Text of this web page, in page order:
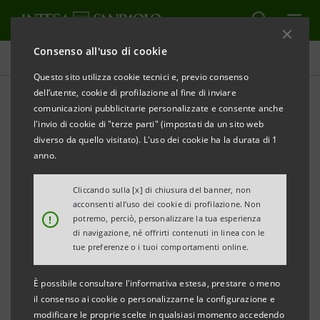
Consenso all'uso di cookie
Questo sito utilizza cookie tecnici e, previo consenso
dell’utente, cookie di profilazione al fine di inviare
comunicazioni pubblicitarie personalizzate e consente anche
l'invio di cookie di "terze parti" (impostati da un sito web
diverso da quello visitato). L'uso dei cookie ha la durata di 1
anno.
!
Cliccando sulla [x] di chiusura del banner, non
acconsenti all’uso dei cookie di profilazione. Non
potremo, perciò, personalizzare la tua esperienza
di navigazione, né offrirti contenuti in linea con le
tue preferenze o i tuoi comportamenti online.
È possibile consultare l'informativa estesa, prestare o meno
il consenso ai cookie o personalizzarne la configurazione e
modificare le proprie scelte in qualsiasi momento accedendo
Comunicati stampa
STAMPA AGGIORNA
ENDURA SPA: DA INTESA SANPAOLO OLTRE 12
MILIONI DI EURO, CON GARANZIA SACE, PER
FINANZIARE PROGETTI DI CRESCITA SOSTENIBILE
• Al centro degli investimenti dell’azienda emiliana
l’ampliamento della propria offerta globale e
l’impegno verso la sostenibilità ambientale e le
tematiche ESG
• Due i finanziamenti Intesa Sanpaolo garantiti da